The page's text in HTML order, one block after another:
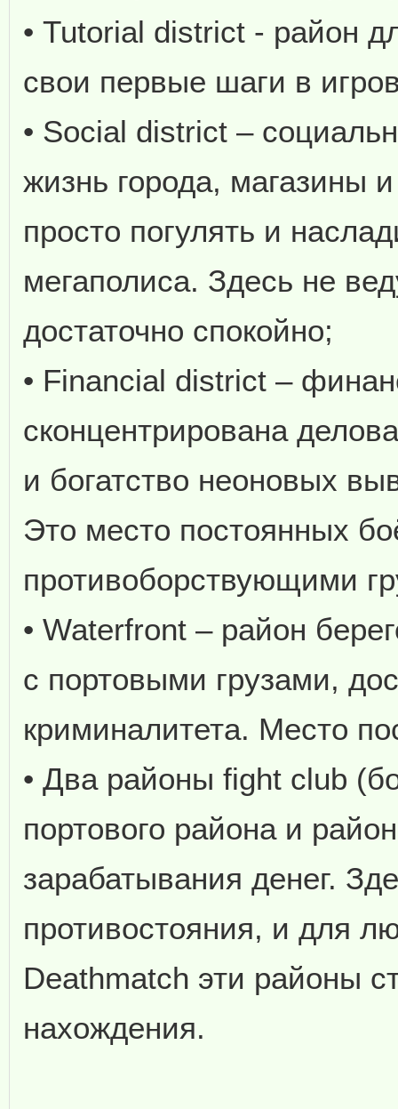
• Tutorial district - район
свои первые шаги в
• Social district –
жизнь города, магазины
просто погулять и
мегаполиса. Здесь не
достаточно спокойно;
• Financial district –
сконцентрирована
и богатство неоновых
Это место постоянных
противоборствующими
• Waterfront – район
с портовыми грузами,
криминалитета. Место
• Два районы fight club
портового района и
зарабатывания денег.
противостояния, и для
Deathmatch эти районы
нахождения.